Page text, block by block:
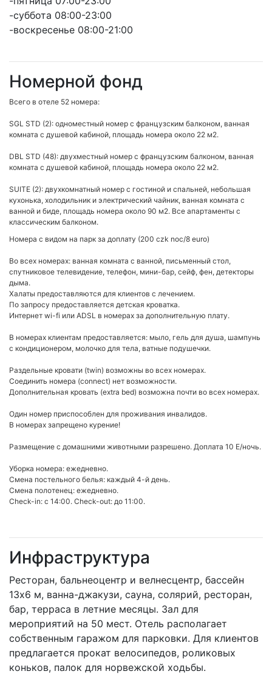
-суббота 08:00-23:00
-воскресенье 08:00-21:00
Номерной фонд
Всего в отеле 52 номера:
SGL STD (2): одноместный номер с французским балконом, ванная
комната с душевой кабиной, площадь номера около 22 м2.
DBL STD (48): двухместный номер с французским балконом, ванная
комната с душевой кабиной, площадь номера около 22 м2.
SUITE (2): двухкомнатный номер с гостиной и спальней, небольшая
кухонька, холодильник и электрический чайник, ванная комната с
ванной и биде, площадь номера около 90 м2. Все апартаменты с
классическим балконом.
Номера с видом на парк за доплату (200 czk noc/8 euro)
Во всех номерах: ванная комната с ванной, письменный стол,
спутниковое телевидение, телефон, мини-бар, сейф, фен, детекторы
дыма.
Халаты предоставляются для клиентов с лечением.
По запросу предоставляется детская кроватка.
Интернет wi-fi или ADSL в номерах за дополнительную плату.
В номерах клиентам предоставляется: мыло, гель для душа, шампунь
с кондиционером, молочко для тела, ватные подушечки.
Раздельные кровати (twin) возможны во всех номерах.
Соединить номера (connect) нет возможности.
Дополнительная кровать (extra bed) возможна почти во всех номерах.
Один номер приспособлен для проживания инвалидов.
В номерах запрещено курение!
Размещение с домашними животными разрешено. Доплата 10 Е/ночь.
Уборка номера: ежедневно.
Смена постельного белья: каждый 4-й день.
Смена полотенец: ежедневно.
Check-in: с 14:00. Check-out: до 11:00.
Инфраструктура
Ресторан, бальнеоцентр и велнесцентр, бассейн
13х6 м, ванна-джакузи, сауна, солярий, ресторан,
бар, терраса в летние месяцы. Зал для
мероприятий на 50 мест. Отель располагает
собственным гаражом для парковки. Для клиентов
предлагается прокат велосипедов, роликовых
коньков, палок для норвежской ходьбы.